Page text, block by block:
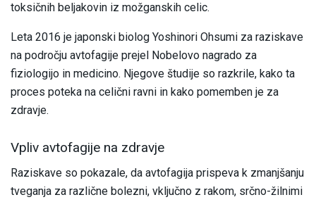
toksičnih beljakovin iz možganskih celic.
Leta 2016 je japonski biolog Yoshinori Ohsumi za raziskave
na področju avtofagije prejel Nobelovo nagrado za
fiziologijo in medicino. Njegove študije so razkrile, kako ta
proces poteka na celični ravni in kako pomemben je za
zdravje.
Vpliv avtofagije na zdravje
Raziskave so pokazale, da avtofagija prispeva k zmanjšanju
tveganja za različne bolezni, vključno z rakom, srčno-žilnimi